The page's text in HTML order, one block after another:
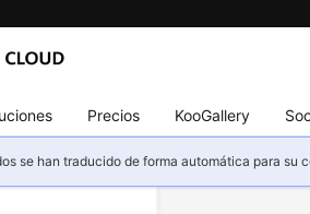
Precios KooGallery
se han traducido de forma automática para
o de ping
de ruta